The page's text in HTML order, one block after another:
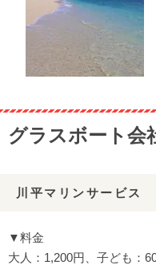
グラスボート会
川平マリンサービス
▼料金
大人：1,200円、子ども：